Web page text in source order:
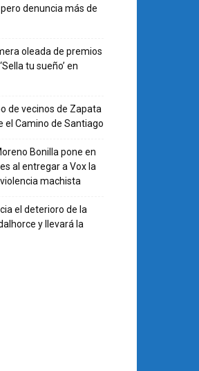
denuncia más de
oleada de premios
tu sueño’ en
de vecinos de Zapata
Camino de Santiago
Bonilla pone en
al entregar a Vox la
machista
el deterioro de la
y llevará la